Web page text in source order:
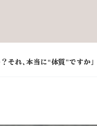
それ、本当に“体質”ですか」